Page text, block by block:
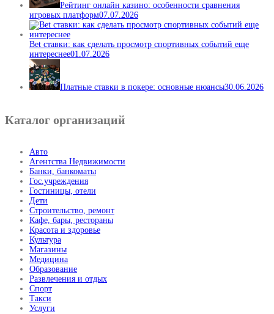
Рейтинг онлайн казино: особенности сравнения
игровых платформ07.07.2026
Bet ставки: как сделать просмотр спортивных событий еще
интереснее01.07.2026
Платные ставки в покере: основные нюансы30.06.2026
Каталог организаций
Авто
Агентства Недвижимости
Банки, банкоматы
Гос.учреждения
Гостиницы, отели
Дети
Строительство, ремонт
Кафе, бары, рестораны
Красота и здоровье
Культура
Магазины
Медицина
Образование
Развлечения и отдых
Спорт
Такси
Услуги